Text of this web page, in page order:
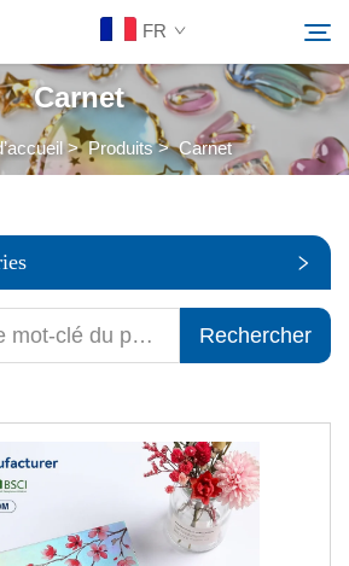
FR
Rechercher
Carnet
>Produits>Carnet
Rechercher